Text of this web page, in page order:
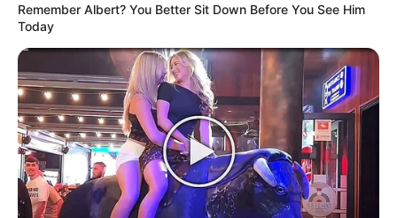
Remember Albert? You Better Sit Down Before You See Him
Today